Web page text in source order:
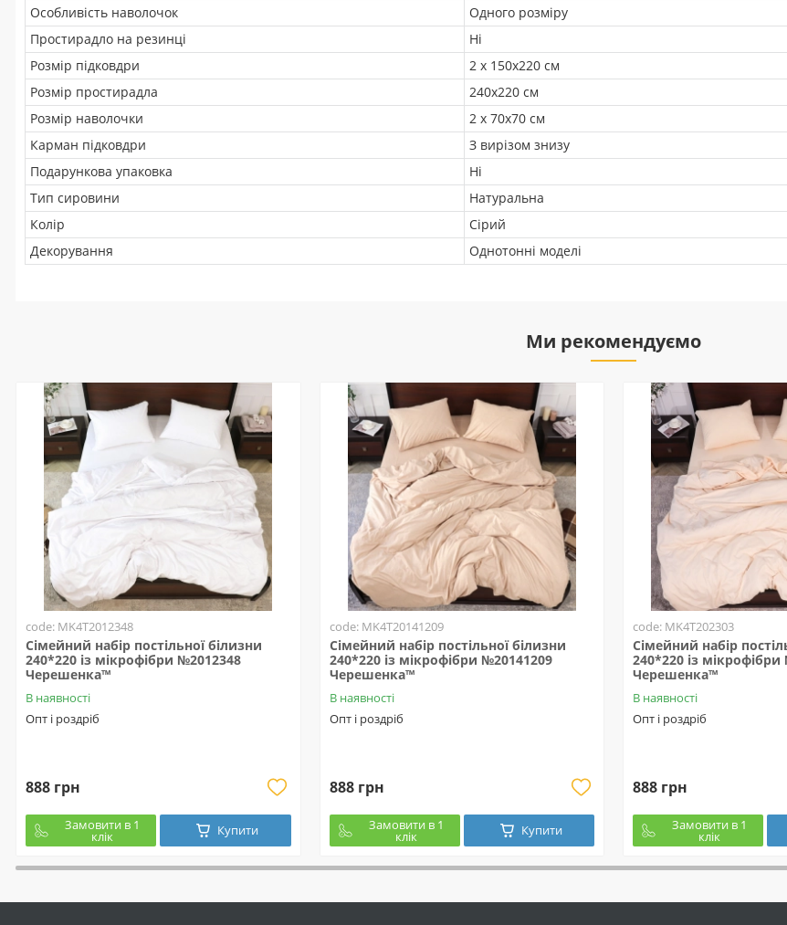
Особливість наволочок
Одного розміру
Простирадло на резинці
Ні
Розмір підковдри
2 х 150х220 см
Розмір простирадла
240х220 см
Розмір наволочки
2 х 70х70 см
Карман підковдри
З вирізом знизу
Подарункова упаковка
Ні
Тип сировини
Натуральна
Колір
Сірий
Декорування
Однотонні моделі
Ми рекомендуємо
code: MK4T2012348
Сімейний набір постільної білизни
240*220 із мікрофібри №2012348
Черешенка™
В наявності
Опт і роздріб
888 грн
Замовити в 1
клік Купити
code: MK4T20141209
Сімейний набір постільної білизни
240*220 із мікрофібри №20141209
Черешенка™
В наявності
Опт і роздріб
888 грн
Замовити в 1
клік Купити
code: MK4T202303
Сімейний набір
240*220 із
Черешенка™
В наявності
Опт і роздріб
888 грн
Замовити в 1
клік